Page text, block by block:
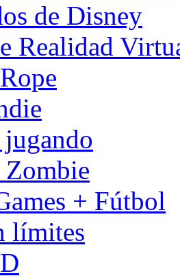
de Disney
Realidad
+ Fútbol
límites